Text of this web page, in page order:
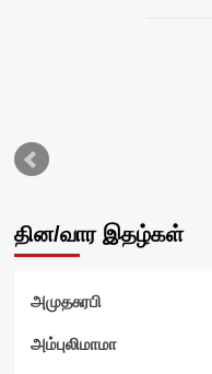
தின/வார இதழ்கள்
அமுதசுரபி
அம்புலிமாமா